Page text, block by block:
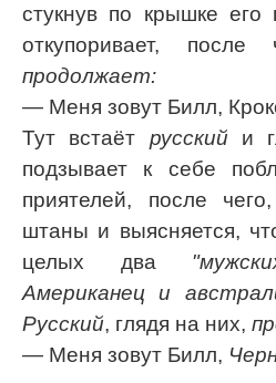
стукнув по крышке
откупоривает, после
продолжает:
— Меня зовут Билл,
Тут встаёт русский и
подзывает к себе
приятелей, после
штаны и выясняется,
целых два
Американец и
Русский, глядя на них,
— Меня зовут Билл,